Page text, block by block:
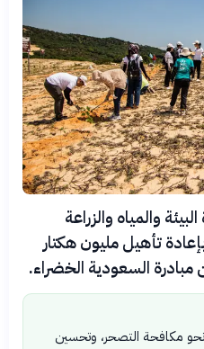
وزارة البيئة والمياه والزراعة
تأهيل مليون هكتار
السعودية الخضراء.
مكافحة التصحر، وتحسين